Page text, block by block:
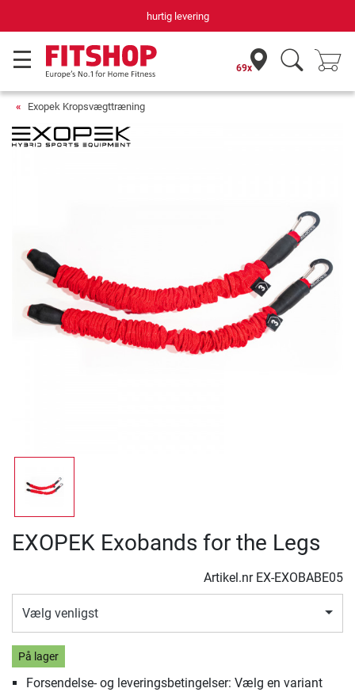
hurtig levering
69x
Exopek Kropsvægttræning
EXOPEK Exobands for the Legs
Artikel.nr EX-EXOBABE05
Vælg venligst
På lager
Forsendelse- og leveringsbetingelser: Vælg en variant